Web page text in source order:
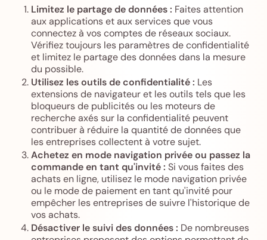
Limitez le partage de données : Faites attention
aux applications et aux services que vous
connectez à vos comptes de réseaux sociaux.
Vérifiez toujours les paramètres de confidentialité
et limitez le partage des données dans la mesure
du possible.
Utilisez les outils de confidentialité : Les
extensions de navigateur et les outils tels que les
bloqueurs de publicités ou les moteurs de
recherche axés sur la confidentialité peuvent
contribuer à réduire la quantité de données que
les entreprises collectent à votre sujet.
Achetez en mode navigation privée ou passez la
commande en tant qu'invité : Si vous faites des
achats en ligne, utilisez le mode navigation privée
ou le mode de paiement en tant qu'invité pour
empêcher les entreprises de suivre l'historique de
vos achats.
Désactiver le suivi des données : De nombreuses